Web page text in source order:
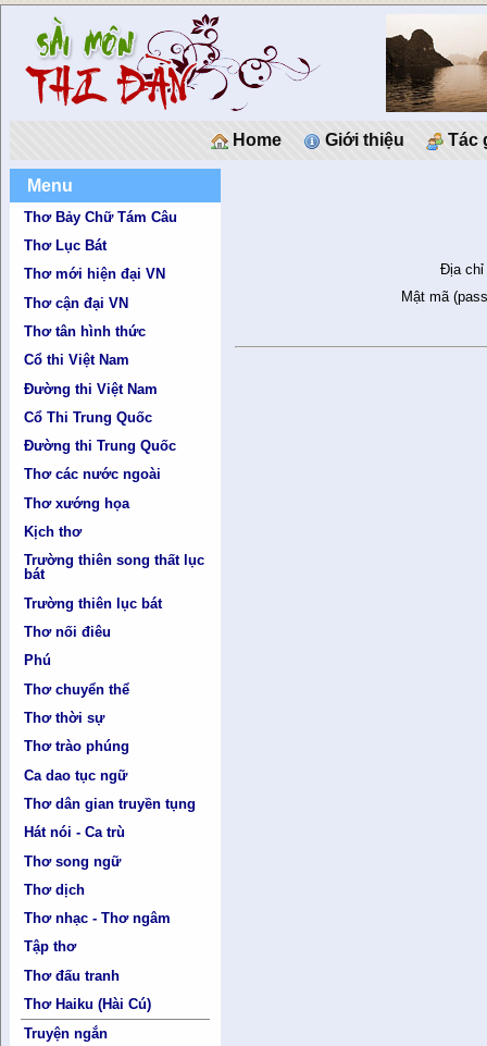
Home Giới thiệu Tác
Menu
Thơ Bảy Chữ Tám Câu
Thơ Lục Bát
Thơ mới hiện đại VN
Thơ cận đại VN
Thơ tân hình thức
Cổ thi Việt Nam
Đường thi Việt Nam
Cổ Thi Trung Quốc
Đường thi Trung Quốc
Thơ các nước ngoài
Thơ xướng họa
Kịch thơ
Trường thiên song thất lục
bát
Trường thiên lục bát
Thơ nối điêu
Phú
Thơ chuyển thể
Thơ thời sự
Thơ trào phúng
Ca dao tục ngữ
Thơ dân gian truyền tụng
Hát nói - Ca trù
Thơ song ngữ
Thơ dịch
Thơ nhạc - Thơ ngâm
Tập thơ
Thơ đấu tranh
Thơ Haiku (Hài Cú)
Truyện ngắn
Địa chỉ
Mật mã